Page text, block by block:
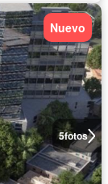
5fotos
Nuevo